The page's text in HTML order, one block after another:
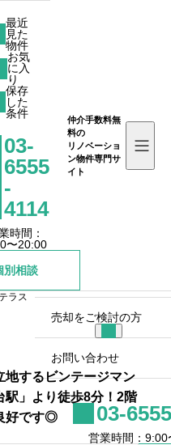
お知らせ
売却をご検討の方
お問い合わせ
03-
営業時間：9:00
最近
見た
物件
お気
に入
り
保存
した
条件
03-
6555
-
4114
時間：
〜20:00
別相談
仲介手数料無
料の
リノベーショ
ン物件専門サ
イト
ラス
地するビンテージマン
駅」より徒歩8分！2階
好です◎